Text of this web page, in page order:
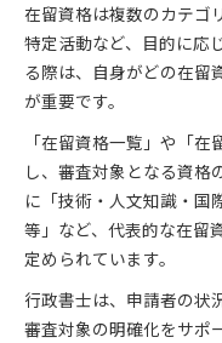
在留資格は複数のカテゴ
特定活動など、目的に応
る際は、自身がどの在留
が重要です。
「在留資格一覧」や「
し、審査対象となる資格
に「技術・人文知識・国
等」など、代表的な在留
定められています。
行政書士は、申請者の状
審査対象の明確化をサポ